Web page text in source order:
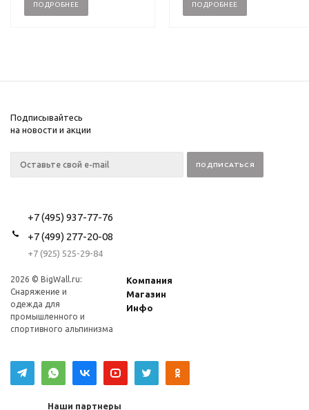
ПОДРОБНЕЕ ПОДРОБНЕЕ
Подписывайтесь
на новости и акции
+7 (495) 937-77-76
+7 (499) 277-20-08
+7 (925) 525-29-84
2026 © BigWall.ru:
Снаряжение и
одежда для
промышленного и
спортивного альпинизма
Компания
Магазин
Инфо
Наши партнеры